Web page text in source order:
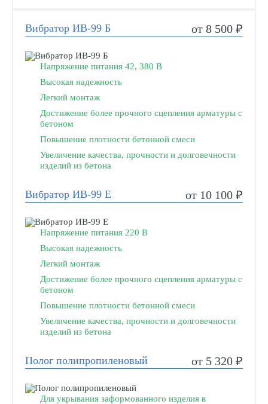
Вибратор ИВ-99 Б от 8 500 ₽
Напряжение питания 42, 380 В
Высокая надежность
Легкий монтаж
Достижение более прочного сцепления арматуры с
бетоном
Повышение плотности бетонной смеси
Увеличение качества, прочности и долговечности
изделий из бетона
Вибратор ИВ-99 Е от 10 100 ₽
Напряжение питания 220 В
Высокая надежность
Легкий монтаж
Достижение более прочного сцепления арматуры с
бетоном
Повышение плотности бетонной смеси
Увеличение качества, прочности и долговечности
изделий из бетона
Полог полипропиленовый от 5 320 ₽
Для укрывания заформованного изделия в